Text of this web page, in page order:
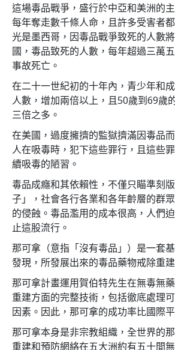
這場毒品戰爭，盛行於中亞和美洲的
每年奪走數千條人命，且許多受害者
光是墨西哥，因毒品戰爭致死的人數
國，毒品致死的人數，每年超過三萬
事故死亡。
在二十一世紀初的十年內，青少年和
人數，增加兩倍以上，且50歲到69歲
三倍之多。
在美國，過度擁擠的監獄擠滿因毒品
人在吸毒時，犯下這些罪行，且這些
續吸毒的陋習。
毒品成癮和其依賴性，不僅只瞄準刻
子」，社會各行各業和各年齡層的群
的侵蝕。毒品濫用的成本很高，人們
止這股流行。
那可拿（意指「沒有毒品」）是一套
發現，所發展出來的毒品藥物戒除重
那可拿計畫運用賀伯特先生在無毒無
重建方面的完整技術，包括徹底處理
因素。因此，那可拿的成功率比國際
那可拿本身是非宗教組織，全世界的
重建和預防網絡在五大洲約有五十間